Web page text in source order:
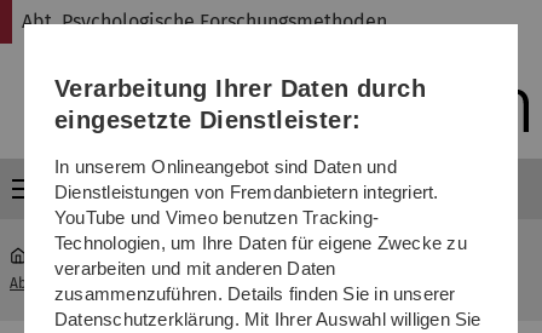
Direkt
Direkt
Direkt
(Sprache,
Drucken,
Media)
Direkt
Direkt
Abt. Psychologische Forschungsmethoden
Menü
Abt. Psychologische Forschungsmethoden
Verarbeitung Ihrer Daten durch
eingesetzte Dienstleister:
In unserem Onlineangebot sind Daten und
Dienstleistungen von Fremdanbietern integriert.
YouTube und Vimeo benutzen Tracking-
Technologien, um Ihre Daten für eigene Zwecke zu
verarbeiten und mit anderen Daten
zusammenzuführen. Details finden Sie in unserer
Datenschutzerklärung. Mit Ihrer Auswahl willigen Sie